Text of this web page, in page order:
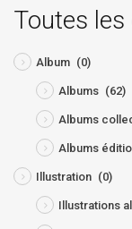
Toutes
Album (0)
Albums (62)
Albums
Albums
Illustration (0)
Illustrations